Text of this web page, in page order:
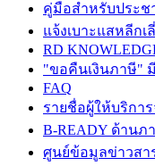
คู่มือสำหรับประช
แจ้งเบาะแสหลีกเ
RD
"ขอคืนเงินภาษี"
FAQ
รายชื่อผู้ให้บริกา
B-READY ด้านภ
ศูนย์ข้อมูลข่าวสา